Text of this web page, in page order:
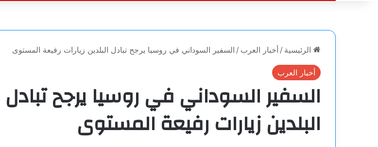
عن
الرئيسية / أخبار العرب / السفير السوداني في روسيا يرجح تبادل البلدين زيارات رفيعة المستوى
أخبار العرب
السفير السوداني في روسيا يرجح تبادل
البلدين زيارات رفيعة المستوى